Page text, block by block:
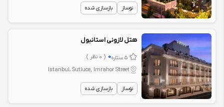
نوساز بازسازی شده
هتل لازونی استانبول
5 ستاره 0 ( 0 نظر )
Istanbul، Sutluce, Imrahor Street
نوساز بازسازی شده